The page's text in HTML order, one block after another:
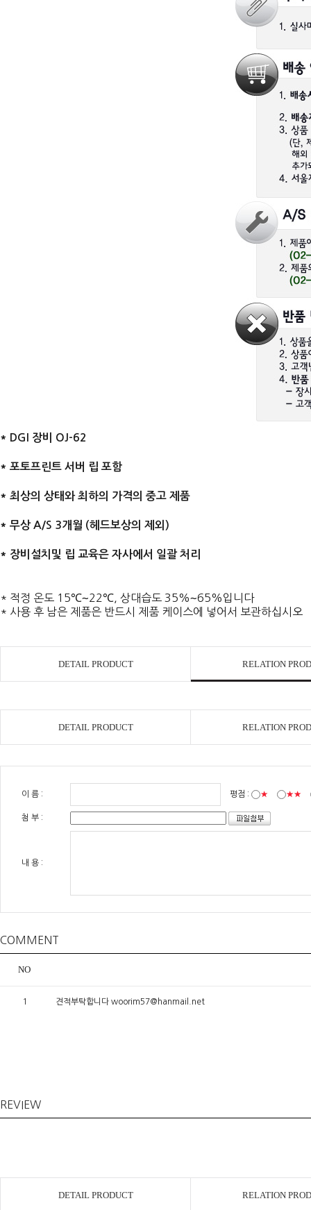
* DGI 장비 OJ-62
* 포토프린트 서버 립 포함
* 최상의 상태와 최하의 가격의 중고 제품
* 무상 A/S 3개월 (헤드보상의 제외)
* 장비설치및 립 교육은 자사에서 일괄 처리
* 적정 온도 15℃∼22℃, 상대습도 35%∼65%입니다
* 사용 후 남은 제품은 반드시 제품 케이스에 넣어서 보관하십시오
DETAIL PRODUCT RELATION
DETAIL PRODUCT RELATION
이 름 : 평점 : ★ ★★
첨 부 :
내 용 :
COMMENT
NO
1 견적부탁합니다 woorim57@hanmail.net
REVIEW
DETAIL PRODUCT RELATION